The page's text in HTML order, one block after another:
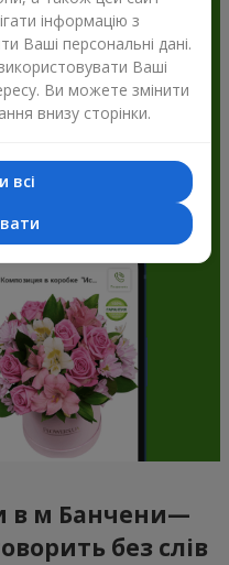
бонуси
в м Банчени—
без слів
інформацію з
Ваші персональні дані.
Ваші
Ви можете змінити
внизу сторінки.
всі